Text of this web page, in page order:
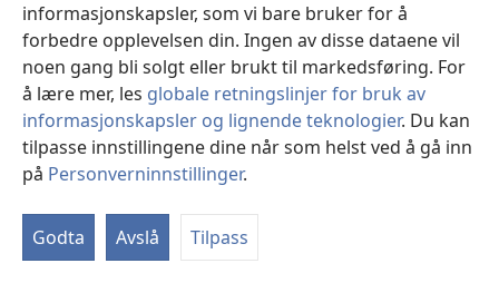
informasjonskapsler, som vi bare bruker for å
forbedre opplevelsen din. Ingen av disse dataene vil
noen gang bli solgt eller brukt til markedsføring. For
å lære mer, les globale retningslinjer for bruk av
informasjonskapsler og lignende teknologier. Du kan
tilpasse innstillingene dine når som helst ved å gå inn
på Personverninnstillinger.
Godta Avslå Tilpass
34«Det er umulig at blod av okser og bukker kan
bortta synder. Derfor sier han idet han trer inn i
verden: Offer og gave ville du ikke ha, men et legeme
laget du for meg; brennoffer og syndoffer hadde du
ikke lyst til. Da sa jeg: Se, jeg kommer — i bokrullen er
det skrevet om meg — For å gjøre, Gud, din vilje. Idet
han først sier: Offer og gaver og brennoffer og
syndoffer ville du ikke ha og hadde du ikke lyst til — og
de bæres dog fram etter loven — så har han deretter
sagt: Se, jeg kommer for å gjøre din vilje.